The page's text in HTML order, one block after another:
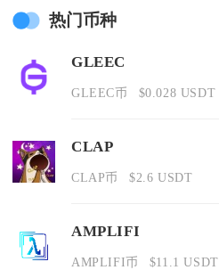
热门币种
GLEEC
GLEEC币 $0.028 USDT
CLAP
CLAP币 $2.6 USDT
AMPLIFI
AMPLIFI币 $11.1 USDT